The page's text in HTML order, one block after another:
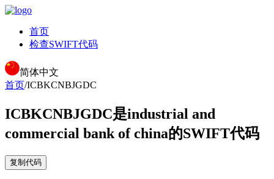
首页
检查SWIFT代码
简体中文
首页/ICBKCNBJGDC
ICBKCNBJGDC是industrial and
commercial bank of china的SWIFT代码
复制代码